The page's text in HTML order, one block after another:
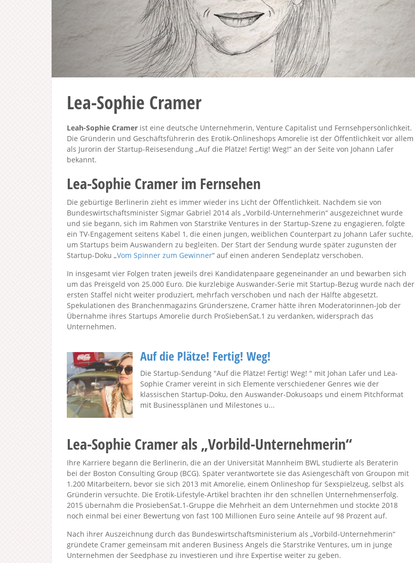
Lea-Sophie Cramer
Leah-Sophie Cramer ist eine deutsche Unternehmerin, Venture Capitalist und Fernsehpersönlichkeit.
Die Gründerin und Geschäftsführerin des Erotik-Onlineshops Amorelie ist der Öffentlichkeit vor allem
als Jurorin der Startup-Reisesendung „Auf die Plätze! Fertig! Weg!“ an der Seite von Johann Lafer
bekannt.
Lea-Sophie Cramer im Fernsehen
Die gebürtige Berlinerin zieht es immer wieder ins Licht der Öffentlichkeit. Nachdem sie von
Bundeswirtschaftsminister Sigmar Gabriel 2014 als „Vorbild-Unternehmerin“ ausgezeichnet wurde
und sie begann, sich im Rahmen von Starstrike Ventures in der Startup-Szene zu engagieren, folgte
ein TV-Engagement seitens Kabel 1, die einen jungen, weiblichen Counterpart zu Johann Lafer suchte,
um Startups beim Auswandern zu begleiten. Der Start der Sendung wurde später zugunsten der
Startup-Doku „Vom Spinner zum Gewinner“ auf einen anderen Sendeplatz verschoben.
In insgesamt vier Folgen traten jeweils drei Kandidatenpaare gegeneinander an und bewarben sich
um das Preisgeld von 25.000 Euro. Die kurzlebige Auswander-Serie mit Startup-Bezug wurde nach der
ersten Staffel nicht weiter produziert, mehrfach verschoben und nach der Hälfte abgesetzt.
Spekulationen des Branchenmagazins Gründerszene, Cramer hätte ihren Moderatorinnen-Job der
Übernahme ihres Startups Amorelie durch ProSiebenSat.1 zu verdanken, widersprach das
Unternehmen.
Auf die Plätze! Fertig! Weg!
Die Startup-Sendung "Auf die Plätze! Fertig! Weg! " mit Johan Lafer und Lea-
Sophie Cramer vereint in sich Elemente verschiedener Genres wie der
klassischen Startup-Doku, den Auswander-Dokusoaps und einem Pitchformat
mit Businessplänen und Milestones u...
Lea-Sophie Cramer als „Vorbild-Unternehmerin“
Ihre Karriere begann die Berlinerin, die an der Universität Mannheim BWL studierte als Beraterin
bei der Boston Consulting Group (BCG). Später verantwortete sie das Asiengeschäft von Groupon mit
1.200 Mitarbeitern, bevor sie sich 2013 mit Amorelie, einem Onlineshop für Sexspielzeug, selbst als
Gründerin versuchte. Die Erotik-Lifestyle-Artikel brachten ihr den schnellen Unternehmenserfolg.
2015 übernahm die ProsiebenSat.1-Gruppe die Mehrheit an dem Unternehmen und stockte 2018
noch einmal bei einer Bewertung von fast 100 Millionen Euro seine Anteile auf 98 Prozent auf.
Nach ihrer Auszeichnung durch das Bundeswirtschaftsministerium als „Vorbild-Unternehmerin“
gründete Cramer gemeinsam mit anderen Business Angels die Starstrike Ventures, um in junge
Unternehmen der Seedphase zu investieren und ihre Expertise weiter zu geben.